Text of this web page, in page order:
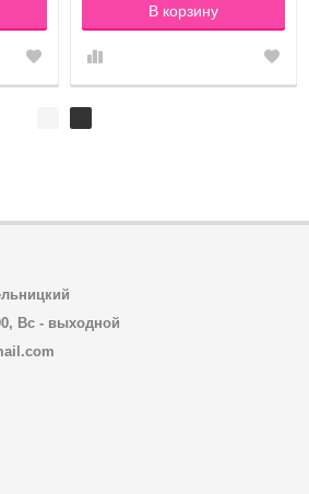
В корзину
Вс - выходной